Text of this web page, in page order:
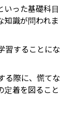
いった基礎科目
知識が問われま
習することにな
る際に、慌てな
定着を図ること